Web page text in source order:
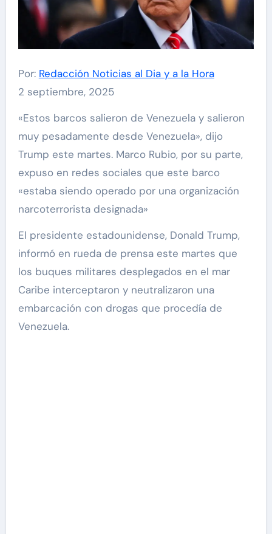
Por: Redacción Noticias al Dia y a la Hora
2 septiembre, 2025
«Estos barcos salieron de Venezuela y salieron
muy pesadamente desde Venezuela», dijo
Trump este martes. Marco Rubio, por su parte,
expuso en redes sociales que este barco
«estaba siendo operado por una organización
narcoterrorista designada»
El presidente estadounidense, Donald Trump,
informó en rueda de prensa este martes que
los buques militares desplegados en el mar
Caribe interceptaron y neutralizaron una
embarcación con drogas que procedía de
Venezuela.